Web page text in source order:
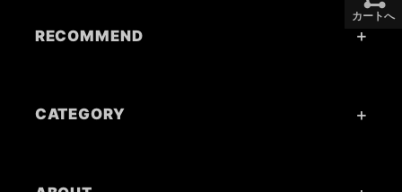
カートへ
RECOMMEND
CATEGORY